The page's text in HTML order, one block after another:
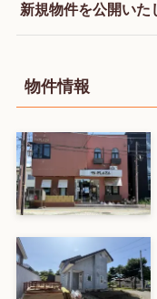
新規物件を公開いた
物件情報